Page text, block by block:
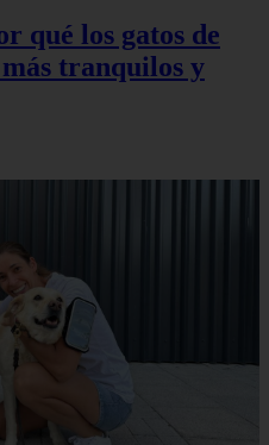
qué los gatos de
tranquilos y